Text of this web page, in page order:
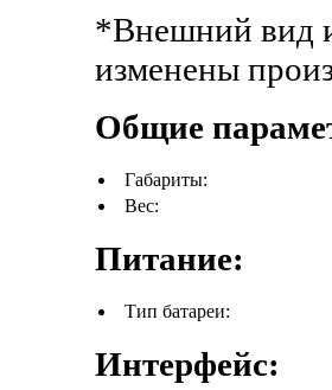
*Внешний вид
изменены
Общие
Габариты:
Вес:
Питание:
Тип батареи:
Интерфейс: